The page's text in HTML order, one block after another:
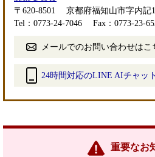
〒620-8501
京都府福知山市字内記
Tel：0773-24-7046
Fax：0773-23-
メールでのお問い合わせはこ
24時間対応のLINE AIチャッ
リ
重要なお